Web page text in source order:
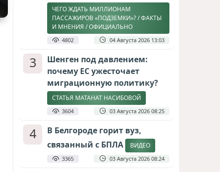
ЧЕГО ЖДАТЬ МИЛЛИОНАМ
ПАССАЖИРОВ «ПОДЗЕМКИ»? / ФАКТЫ
И МНЕНИЯ / ОФИЦИАЛЬНО
4802 04 Августа 2026 13:03
3
Шенген под давлением:
почему ЕС ужесточает
миграционную политику?
СТАТЬЯ МАТАНАТ НАСИБОВОЙ
3604 03 Августа 2026 08:25
4
В Белгороде горит вуз,
связанный с БПЛА
ВИДЕО
3365 03 Августа 2026 08:24